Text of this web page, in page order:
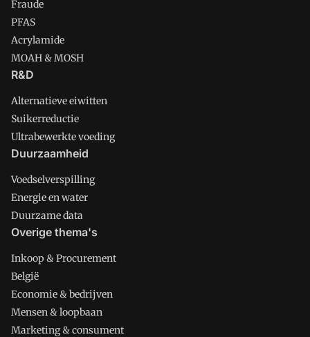
Fraude
PFAS
Acrylamide
MOAH & MOSH
R&D
Alternatieve eiwitten
Suikerreductie
Ultrabewerkte voeding
Duurzaamheid
Voedselverspilling
Energie en water
Duurzame data
Overige thema's
Inkoop & Procurement
België
Economie & bedrijven
Mensen & loopbaan
Marketing & consument